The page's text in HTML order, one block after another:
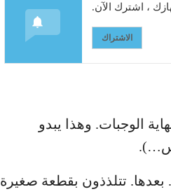
، اشترك الآن.
الاشتراك
الوجبات. وهذا يبدو
بعدها. تتلذذون بقطعة صغيرة